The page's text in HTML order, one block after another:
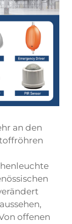
an den
offenen